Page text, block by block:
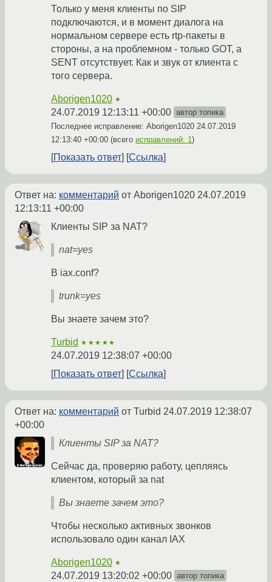
Только у меня клиенты по SIP
подключаются, и в момент диалога на
нормальном сервере есть rtp-пакеты в
стороны, а на проблемном - только GOT, а
SENT отсутствует. Как и звук от клиента с
того сервера.
Aborigen1020 ★
24.07.2019 12:13:11 +00:00 автор топика
Последнее исправление: Aborigen1020 24.07.2019
12:13:40 +00:00 (всего исправлений: 1)
Показать ответ Ссылка
Ответ на: комментарий от Aborigen1020 24.07.2019
12:13:11 +00:00
Клиенты SIP за NAT?
nat=yes
В iax.conf?
trunk=yes
Вы знаете зачем это?
Turbid ★★★★★
24.07.2019 12:38:07 +00:00
Показать ответ
Ссылка
Ответ на: комментарий от Turbid 24.07.2019 12:38:07
+00:00
Клиенты SIP за NAT?
Сейчас да, проверяю работу, цепляясь
клиентом, который за nat
Вы знаете зачем это?
Чтобы несколько активных звонков
использовало один канал IAX
Aborigen1020 ★
24.07.2019 13:20:02 +00:00 автор топика